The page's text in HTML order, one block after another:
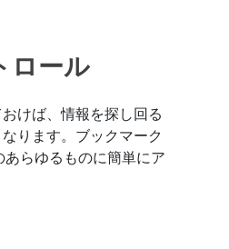
ロール
けば、情報を探し回る
ります。ブックマーク
らゆるものに簡単にア